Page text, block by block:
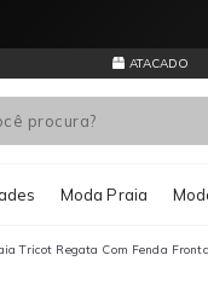
ATACADO
Moda Praia
Tricot Regata Com Fenda